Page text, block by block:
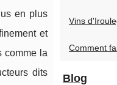
en plus
et
comme la
dits
Vins
Comment
Blog